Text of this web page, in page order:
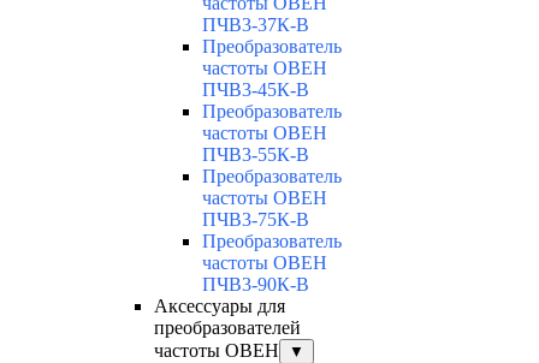
ПЧВ3-37К-В
Преобразователь
частоты ОВЕН
ПЧВ3-45К-В
Преобразователь
частоты ОВЕН
ПЧВ3-55К-В
Преобразователь
частоты ОВЕН
ПЧВ3-75К-В
Преобразователь
частоты ОВЕН
ПЧВ3-90К-В
Аксессуары для
преобразователей
частоты ОВЕН
▼